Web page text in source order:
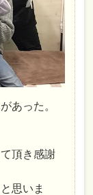
あった。
頂き感謝
思いま